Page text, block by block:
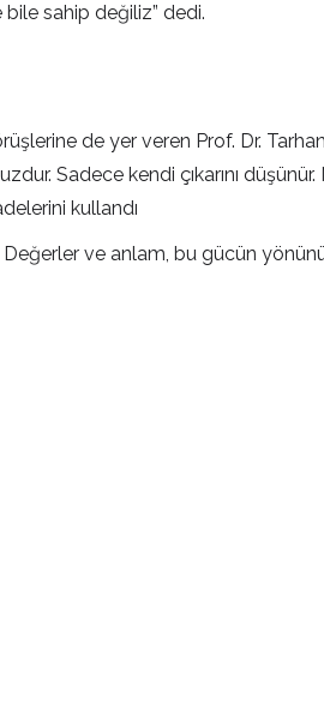
sahip değiliz” dedi.
de yer veren Prof. Dr.
Sadece kendi çıkarını düşünür.
kullandı
Değerler ve anlam, bu gücün